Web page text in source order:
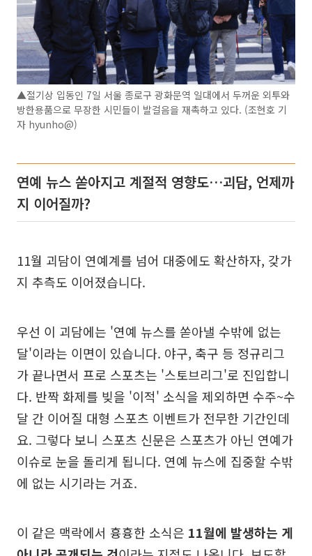
▲절기상 입동인 7일 서울 종로구 광화문역 일대에서 두꺼운 외투와
방한용품으로 무장한 시민들이 발걸음을 재촉하고 있다. (조현호 기
자 hyunho@)
연예 뉴스 쏟아지고 계절적 영향도…괴담, 언제까
지 이어질까?
11월 괴담이 연예계를 넘어 대중에도 확산하자, 갖가
지 추측도 이어졌습니다.
우선 이 괴담에는 '연예 뉴스를 쏟아낼 수밖에 없는
달'이라는 이면이 있습니다. 야구, 축구 등 정규리그
가 끝나면서 프로 스포츠는 '스토브리그'로 진입합니
다. 반짝 화제를 빚을 '이적' 소식을 제외하면 수주~수
달 간 이어질 대형 스포츠 이벤트가 전무한 기간인데
요. 그렇다 보니 스포츠 신문은 스포츠가 아닌 연예가
이슈로 눈을 돌리게 됩니다. 연예 뉴스에 집중할 수밖
에 없는 시기라는 거죠.
이 같은 맥락에서 흉흉한 소식은 11월에 발생하는 게